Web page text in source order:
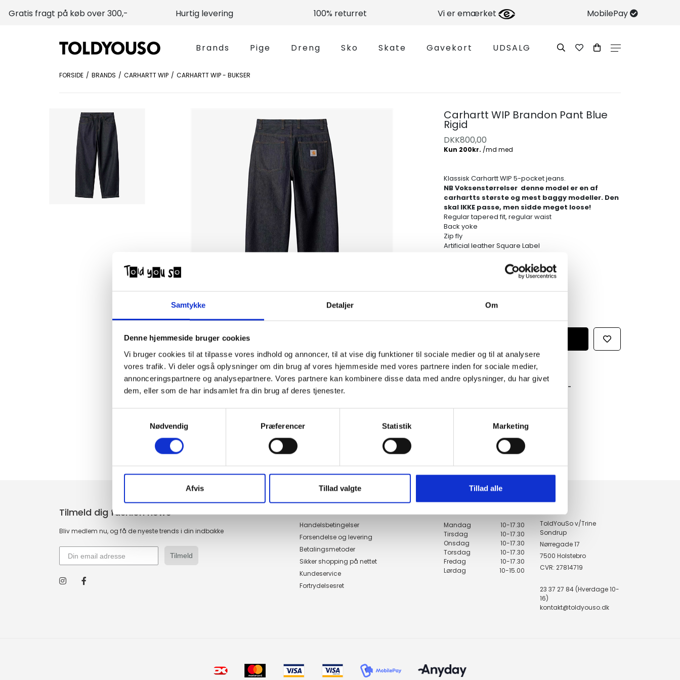
Samtykke Detaljer Om
Denne hjemmeside bruger cookies
Vi bruger cookies til at tilpasse vores indhold og annoncer, til at vise dig funktioner til sociale medier og til at analysere
vores trafik. Vi deler også oplysninger om din brug af vores hjemmeside med vores partnere inden for sociale medier,
annonceringspartnere og analysepartnere. Vores partnere kan kombinere disse data med andre oplysninger, du har givet
dem, eller som de har indsamlet fra din brug af deres tjenester.
Nødvendig
Præferencer Statistik Marketing
Afvis Tillad valgte Tillad alle
Gratis fragt på køb over 300,- Hurtig levering 100% returret Vi er emærket MobilePay
Brands Pige Dreng Sko Skate Gavekort UDSALG
FORSIDE BRANDS CARHARTT WIP CARHARTT WIP - BUKSER
Carhartt WIP Brandon Pant Blue
Rigid
DKK800,00
Klassisk Carhartt WIP 5-pocket jeans.
NB Voksenstørrelser denne model er en af
carhartts største og mest baggy modeller. Den
skal IKKE passe, men sidde meget loose!
Regular tapered fit, regular waist
Back yoke
Zip fly
Artificial leather Square Label
GRATIS FRAGT PÅ KØB OVER 300,-
Ved bestilling inden kl. 16.00
KUNDESERVICE & SUPPORT
Ring på 23 37 27 84
14 DAGES fortrydelsesret
100% returret
Tilmeld dig fashion news
Bliv medlem nu, og få de nyeste trends i din indbakke
Tilmeld
Handelsbetingelser
Forsendelse og levering
Betalingsmetoder
Sikker shopping på nettet
Kundeservice
Fortrydelsesret
Mandag
10-17.30
Tirsdag
10-17.30
Onsdag
10-17.30
Torsdag
10-17.30
Fredag
10-17.30
Lørdag
10-15.00
ToldYouSo v/Trine
Sondrup
Nørregade 17
7500 Holstebro
CVR: 27814719
23 37 27 84 (Hverdage 10-
16)
kontakt@toldyouso.dk